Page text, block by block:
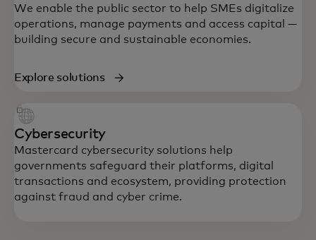
We enable the public sector to help SMEs digitalize
operations, manage payments and access capital —
building secure and sustainable economies.
Explore solutions
Cybersecurity
Mastercard cybersecurity solutions help
governments safeguard their platforms, digital
transactions and ecosystem, providing protection
against fraud and cyber crime.